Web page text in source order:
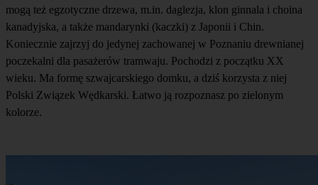
mogą też egzotyczne drzewa, m.in. daglezja, klon ginnala i choina
kanadyjska, a także mandarynki (kaczki) z Japonii i Chin.
Koniecznie zajrzyj do jedynej zachowanej w Poznaniu drewnianej
poczekalni dla pasażerów tramwaju. Pochodzi z początku XX
wieku. Ma formę szwajcarskiego domku, a dziś korzysta z niej
Polski Związek Wędkarski. Łatwo ją rozpoznasz po zielonym
kolorze.